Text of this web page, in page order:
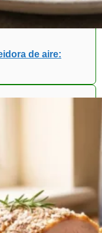
de aire: